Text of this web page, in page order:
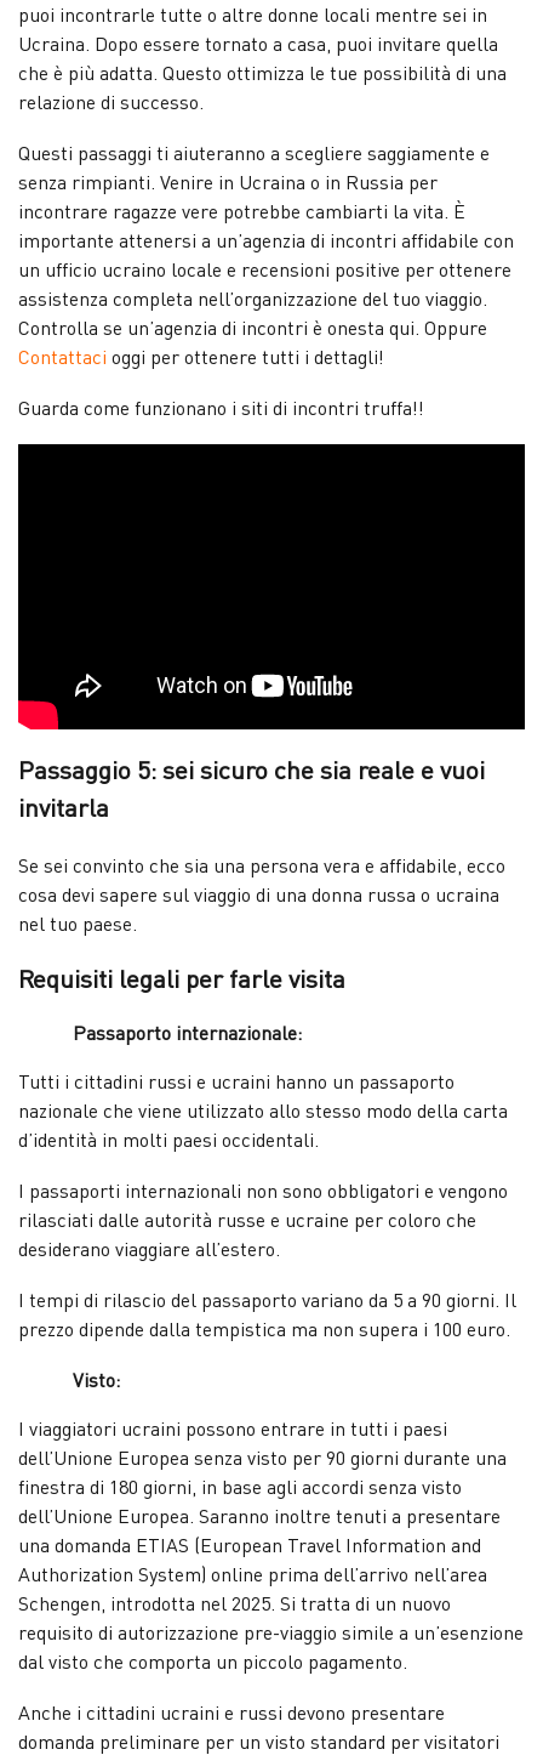
puoi incontrarle tutte o altre donne locali mentre sei in
Ucraina. Dopo essere tornato a casa, puoi invitare quella
che è più adatta. Questo ottimizza le tue possibilità di una
relazione di successo.
Questi passaggi ti aiuteranno a scegliere saggiamente e
senza rimpianti. Venire in Ucraina o in Russia per
incontrare ragazze vere potrebbe cambiarti la vita. È
importante attenersi a un’agenzia di incontri affidabile con
un ufficio ucraino locale e recensioni positive per ottenere
assistenza completa nell’organizzazione del tuo viaggio.
Controlla se un’agenzia di incontri è onesta qui . Oppure
Contattaci oggi per ottenere tutti i dettagli!
Guarda come funzionano i siti di incontri truffa!!
Passaggio 5: sei sicuro che sia reale e vuoi
invitarla
Se sei convinto che sia una persona vera e affidabile, ecco
cosa devi sapere sul viaggio di una donna russa o ucraina
nel tuo paese.
Requisiti legali per farle visita
Passaporto internazionale:
Tutti i cittadini russi e ucraini hanno un passaporto
nazionale che viene utilizzato allo stesso modo della carta
d’identità in molti paesi occidentali.
I passaporti internazionali non sono obbligatori e vengono
rilasciati dalle autorità russe e ucraine per coloro che
desiderano viaggiare all’estero.
I tempi di rilascio del passaporto variano da 5 a 90 giorni. Il
prezzo dipende dalla tempistica ma non supera i 100 euro.
Visto:
I viaggiatori ucraini possono entrare in tutti i paesi
dell’Unione Europea senza visto per 90 giorni durante una
finestra di 180 giorni, in base agli accordi senza visto
dell’Unione Europea. Saranno inoltre tenuti a presentare
una domanda ETIAS (European Travel Information and
Authorization System) online prima dell’arrivo nell’area
Schengen, introdotta nel 2025. Si tratta di un nuovo
requisito di autorizzazione pre-viaggio simile a un’esenzione
dal visto che comporta un piccolo pagamento.
Anche i cittadini ucraini e russi devono presentare
domanda preliminare per un visto standard per visitatori